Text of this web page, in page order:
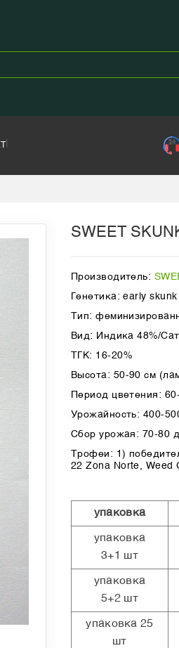
|
SWEET
Производитель:
Генетика: early
Тип:
Вид: Индика 48%/
ТГК: 16-20%
Высота: 50-90 см
Период цветения:
Урожайность: 400-
Сбор урожая: 70-80
Трофеи: 1)
22 Zona Norte, Weed
упаковка
упаковка
3+1 шт
упаковка
5+2 шт
упаковка 25
шт